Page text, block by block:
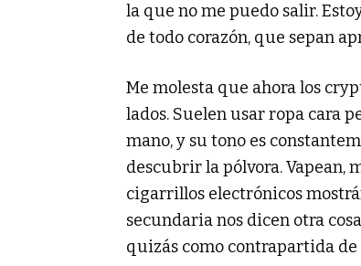
la que no me puedo salir.
de todo corazón, que sepan
Me molesta que ahora los
lados. Suelen usar ropa cara
mano, y su tono es
descubrir la pólvora. Vapean,
cigarrillos electrónicos
secundaria nos dicen otra
quizás como contrapartida